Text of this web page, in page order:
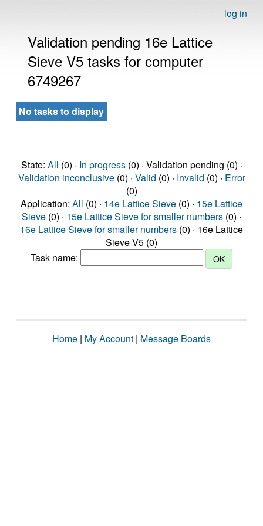
log in
Validation pending 16e Lattice
Sieve V5 tasks for computer
6749267
No tasks to display
State: All (0) · In progress(0) · Validation pending (0) ·
Validation inconclusive(0) · Valid (0) · Invalid (0) · Error
(0)
Application: All (0) · 14e Lattice Sieve (0) · 15e Lattice
Sieve (0) · 15e Lattice Sieve for smaller numbers (0) ·
16e Lattice Sieve for smaller numbers (0) · 16e Lattice
Sieve V5 (0)
Task name:
Home | My Account | Message Boards